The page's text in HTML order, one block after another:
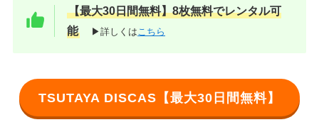
【最大30日間無料】8枚無料でレンタル可
能
▶詳しくはこちら
TSUTAYA DISCAS【最大30日間無料】